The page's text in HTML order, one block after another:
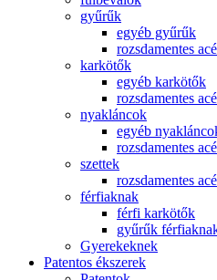
gyűrűk
egyéb gyűrűk
rozsdamentes
karkötők
egyéb karkötők
rozsdamentes
nyakláncok
egyéb
rozsdamentes
szettek
rozsdamentes
férfiaknak
férfi karkötők
gyűrűk
Gyerekeknek
Patentos ékszerek